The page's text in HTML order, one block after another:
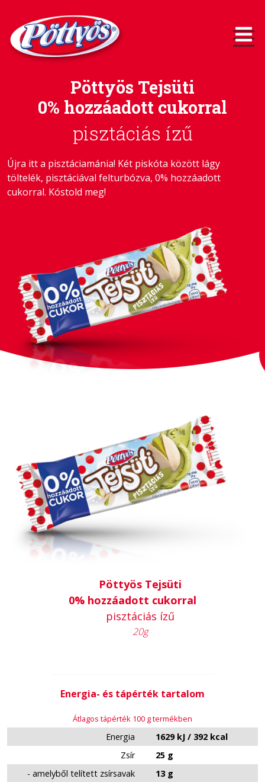
Pöttyös Tejsüti
0% hozzáadott cukorral
pisztáciás ízű
Újra itt a pisztáciamánia! Két piskóta között lágy
töltelék, pisztáciával felturbózva, 0% hozzáadott
cukorral. Kóstold meg!
Pöttyös Tejsüti
0% hozzáadott cukorral
pisztáciás ízű
20g
Energia- és tápérték tartalom
Átlagos tápérték 100 g termékben
Energia
1629 kJ / 392 kcal
Zsír
25 g
- amelyből telített zsírsavak
13 g